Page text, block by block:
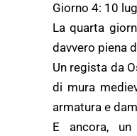
Giorno 4: 10
La quarta
davvero piena
Un regista da
di mura
armatura e
E ancora,